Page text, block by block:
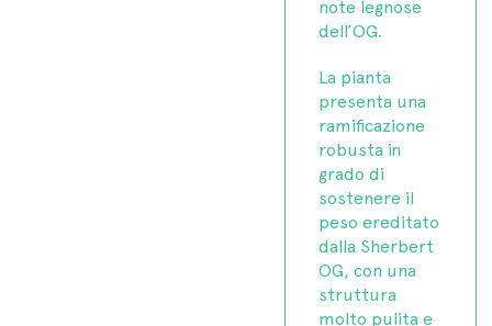
note legnose
dell’OG.
La pianta
presenta una
ramificazione
robusta in
grado di
sostenere il
peso ereditato
dalla Sherbert
OG, con una
struttura
molto pulita e